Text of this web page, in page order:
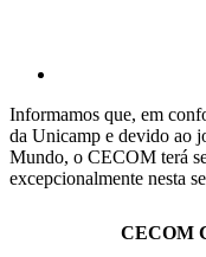
Informamos que, em
da Unicamp e devido ao
Mundo, o CECOM terá
excepcionalmente nesta
CECOM